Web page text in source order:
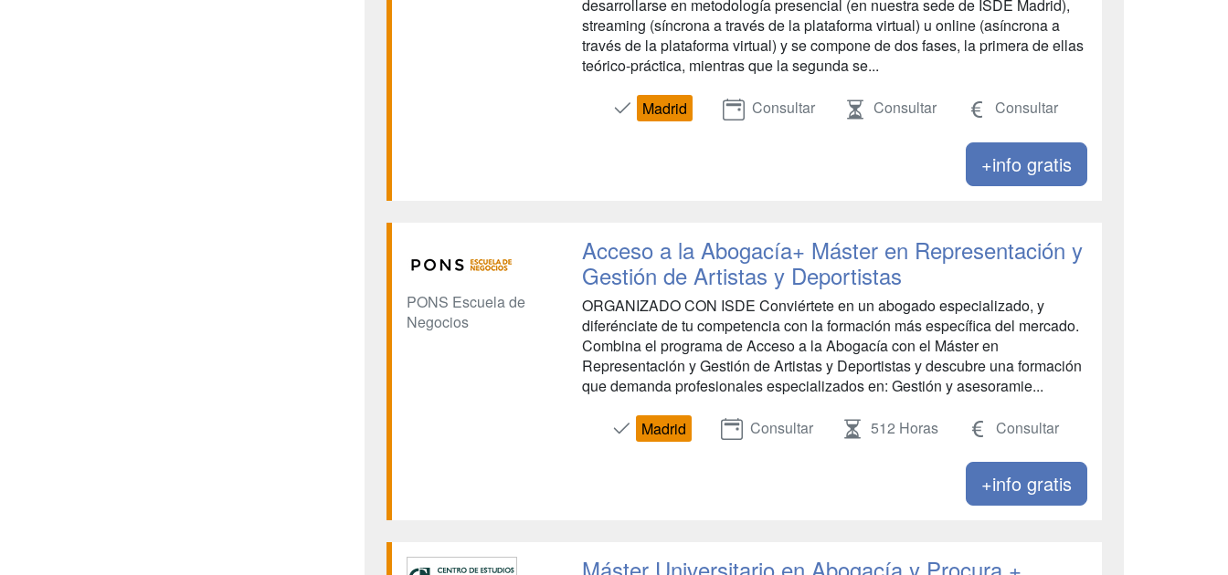
desarrollarse en metodología presencial (en nuestra sede de ISDE Madrid),
streaming (síncrona a través de la plataforma virtual) u online (asíncrona a
través de la plataforma virtual) y se compone de dos fases, la primera de ellas
teórico-práctica, mientras que la segunda se...
Madrid Consultar Consultar Consultar
+info gratis
PONS Escuela de
Negocios
Acceso a la Abogacía+ Máster en Representación y
Gestión de Artistas y Deportistas
ORGANIZADO CON ISDE Conviértete en un abogado especializado, y
diferénciate de tu competencia con la formación más específica del mercado.
Combina el programa de Acceso a la Abogacía con el Máster en
Representación y Gestión de Artistas y Deportistas y descubre una formación
que demanda profesionales especializados en: Gestión y asesoramie...
Madrid Consultar 512 Horas Consultar
+info gratis